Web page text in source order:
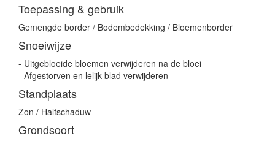
Toepassing & gebruik
Gemengde border / Bodembedekking / Bloemenborder
Snoeiwijze
- Uitgebloeide bloemen verwijderen na de bloei
- Afgestorven en lelijk blad verwijderen
Standplaats
Zon / Halfschaduw
Grondsoort